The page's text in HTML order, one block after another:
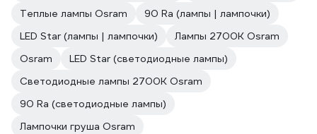
Теплые лампы Osram
90 Ra (лампы | лампочки)
LED Star (лампы | лампочки)
Лампы 2700К Osram
Osram
LED Star (светодиодные лампы)
Светодиодные лампы 2700K Osram
90 Ra (светодиодные лампы)
Лампочки груша Osram